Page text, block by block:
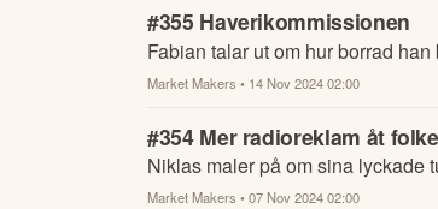
#355 Haverikommissionen
Fabian talar ut om hur borrad
Market Makers • 14 Nov 2024 02:00
#354 Mer radioreklam åt
Niklas maler på om sina lyckade
Market Makers • 07 Nov 2024 02:00